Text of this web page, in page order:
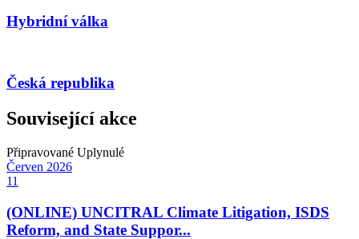
Hybridní válka
Česká republika
Související akce
Připravované Uplynulé
Červen 2026
11
(ONLINE) UNCITRAL Climate Litigation, ISDS
Reform, and State Suppor...